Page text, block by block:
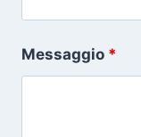
Messaggio *